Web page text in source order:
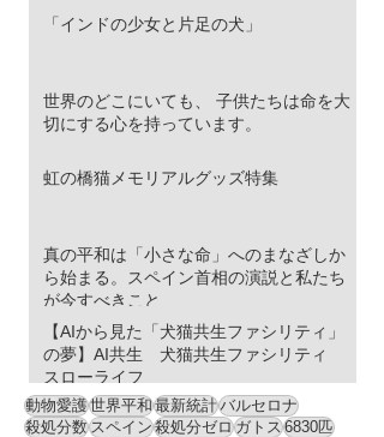
「インドの少女と片足の犬」
世界のどこにいても、 子供たちは命を大
切にする心を持っています。
虹の橋猫メモリアルグッズ特集
真の平和は「小さな命」へのまなざしか
ら始まる。スペイン首相の演説と私たち
が今すべきこと
【AIから見た「犬猫共生ファシリティ」
の夢】AI共生 犬猫共生ファシリティ
スローライフ
動物愛護世界平和最新統計バルセロナ
殺処分数スペイン殺処分ゼロガトス6830匹